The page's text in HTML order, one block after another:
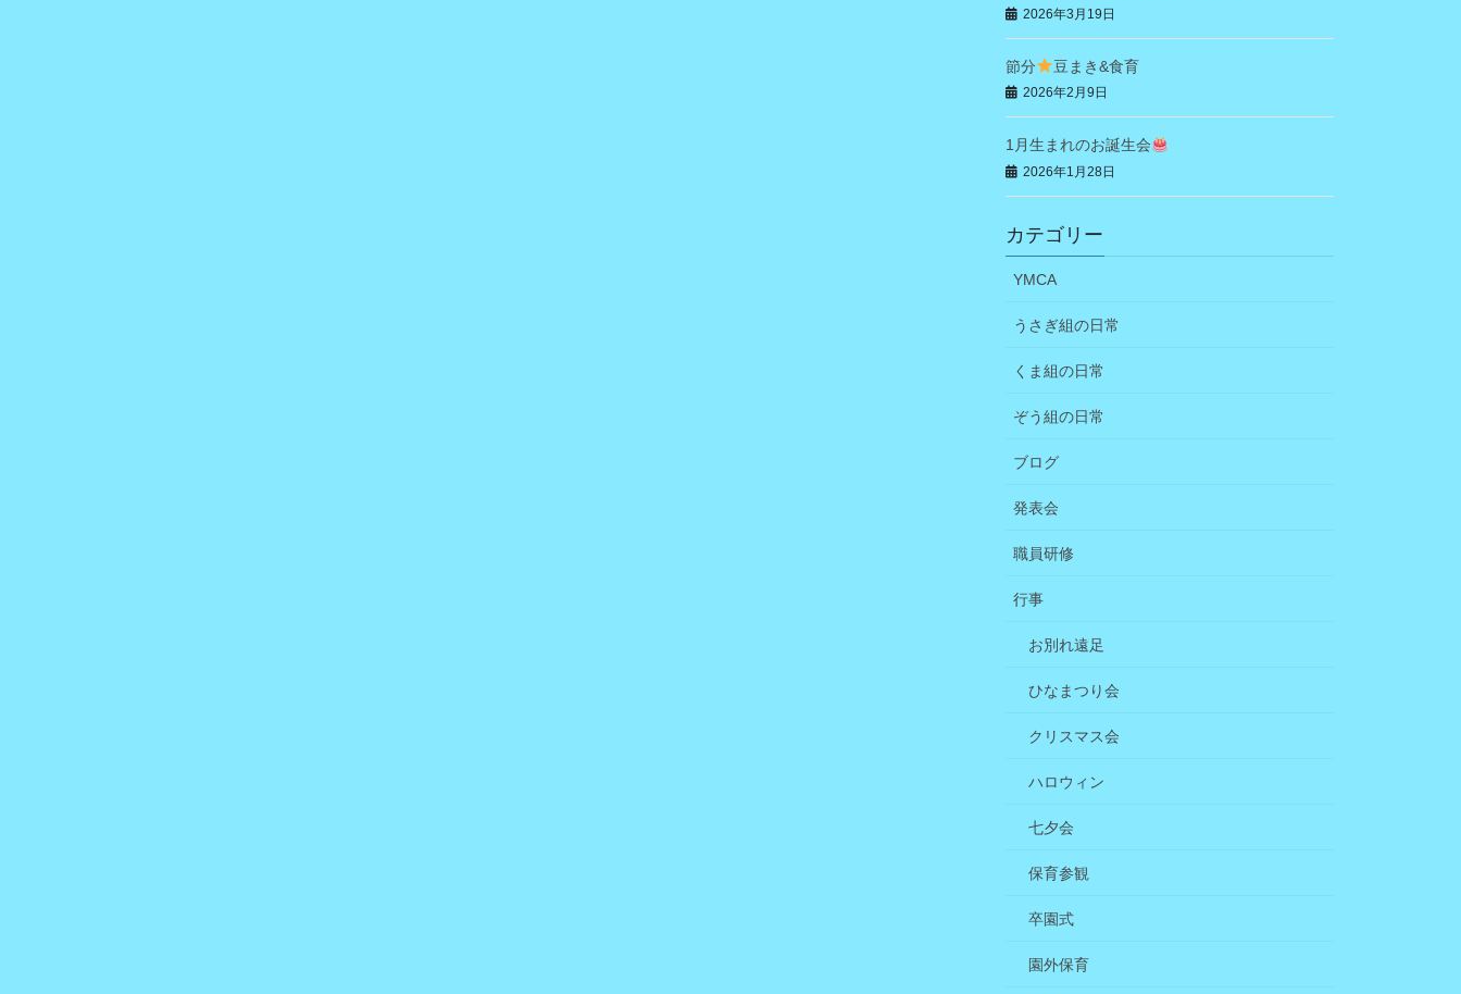
2026年3月19日
節分 豆まき&食育
2026年2月9日
1月生まれのお誕生会
2026年1月28日
カテゴリー
YMCA
うさぎ組の日常
くま組の日常
ぞう組の日常
ブログ
発表会
職員研修
行事
お別れ遠足
ひなまつり会
クリスマス会
ハロウィン
七夕会
保育参観
卒園式
園外保育